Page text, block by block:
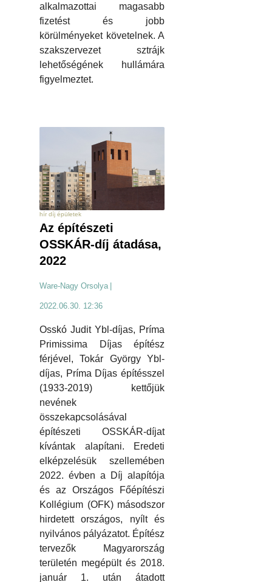
alkalmazottai magasabb
fizetést és jobb
körülményeket követelnek. A
szakszervezet sztrájk
lehetőségének hullámára
figyelmeztet.
hír díj épületek
Az építészeti
OSSKÁR-díj átadása,
2022
Ware-Nagy Orsolya
2022.06.30. 12:36
Osskó Judit Ybl-díjas, Príma
Primissima Díjas építész
férjével, Tokár György Ybl-
díjas, Príma Díjas építésszel
(1933-2019) kettőjük
nevének
összekapcsolásával
építészeti OSSKÁR-díjat
kívántak alapítani. Eredeti
elképzelésük szellemében
2022. évben a Díj alapítója
és az Országos Főépítészi
Kollégium (OFK) másodszor
hirdetett országos, nyílt és
nyilvános pályázatot. Építész
tervezők Magyarország
területén megépült és 2018.
január 1. után átadott